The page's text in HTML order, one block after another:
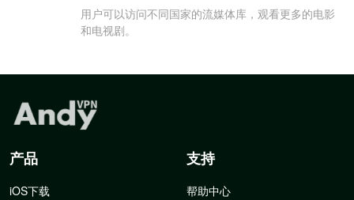
用户可以访问不同国家的流媒体库，观看更多的电影
和电视剧。
产品
iOS下载
支持
帮助中心